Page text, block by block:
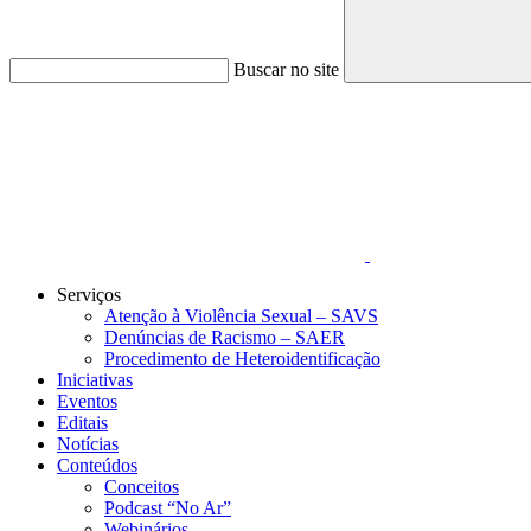
Buscar no site
Serviços
Atenção à Violência Sexual – SAVS
Denúncias de Racismo – SAER
Procedimento de Heteroidentificação
Iniciativas
Eventos
Editais
Notícias
Conteúdos
Conceitos
Podcast “No Ar”